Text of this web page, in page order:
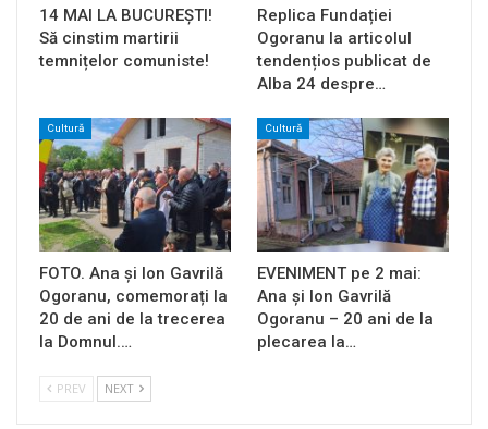
14 MAI LA BUCUREȘTI!
Să cinstim martirii
temnițelor comuniste!
Replica Fundației
Ogoranu la articolul
tendențios publicat de
Alba 24 despre…
Cultură
FOTO. Ana și Ion Gavrilă
Ogoranu, comemorați la
20 de ani de la trecerea
la Domnul.…
Cultură
EVENIMENT pe 2 mai:
Ana și Ion Gavrilă
Ogoranu – 20 ani de la
plecarea la…
PREV NEXT